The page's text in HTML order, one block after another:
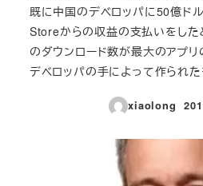
既に中国のデベロッパに50億ド
Storeからの収益の支払いをした
のダウンロード数が最大のアプ
デベロッパの手によって作られた
xiaolong
投